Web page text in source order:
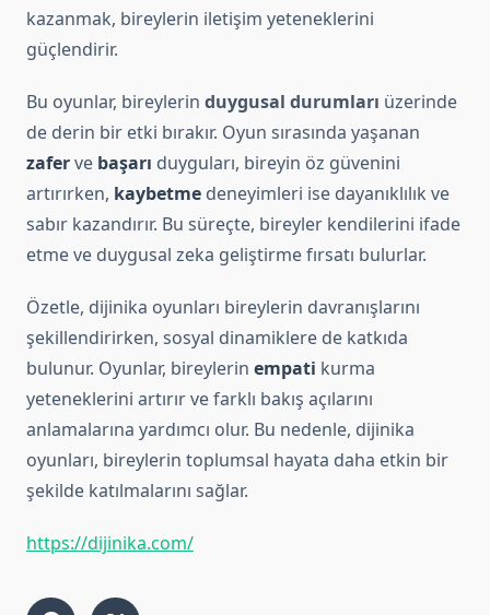
kazanmak, bireylerin iletişim yeteneklerini
güçlendirir.
Bu oyunlar, bireylerin duygusal durumları üzerinde
de derin bir etki bırakır. Oyun sırasında yaşanan
zaferve başarı duyguları, bireyin öz güvenini
artırırken, kaybetme deneyimleri ise dayanıklılık ve
sabır kazandırır. Bu süreçte, bireyler kendilerini ifade
etme ve duygusal zeka geliştirme fırsatı bulurlar.
Özetle, dijinika oyunları bireylerin davranışlarını
şekillendirirken, sosyal dinamiklere de katkıda
bulunur. Oyunlar, bireylerin empati kurma
yeteneklerini artırır ve farklı bakış açılarını
anlamalarına yardımcı olur. Bu nedenle, dijinika
oyunları, bireylerin toplumsal hayata daha etkin bir
şekilde katılmalarını sağlar.
https://dijinika.com/